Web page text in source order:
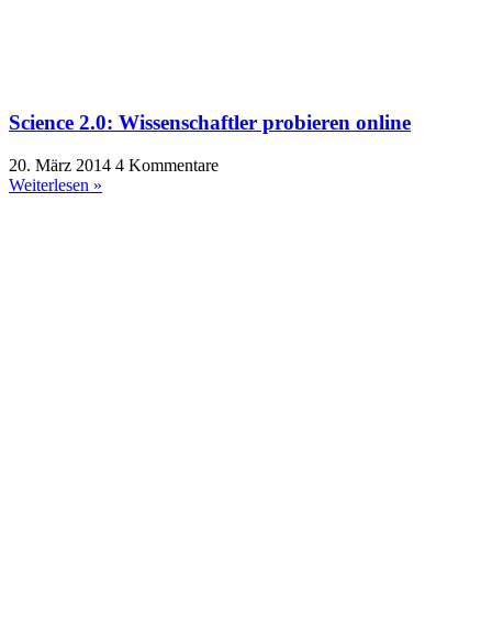
Science 2.0: Wissenschaftler probieren online
20. März 2014 4 Kommentare
Weiterlesen »